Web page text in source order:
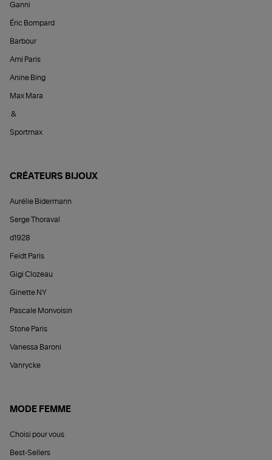
Ganni
Éric Bompard
Barbour
Ami Paris
Anine Bing
Max Mara
&
Sportmax
CRÉATEURS BIJOUX
Aurélie Bidermann
Serge Thoraval
d1928
Feidt Paris
Gigi Clozeau
Ginette NY
Pascale Monvoisin
Stone Paris
Vanessa Baroni
Vanrycke
MODE FEMME
Choisi pour vous
Best-Sellers